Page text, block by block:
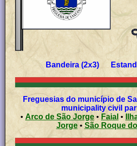
Bandeira (2x3)
Freguesias do município de Santana -
municipality civil
• Arco de São Jorge • Faial •
Jorge• São Roque